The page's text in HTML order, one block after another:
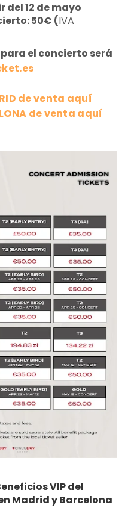
12 de mayo
50€ (IVA
el concierto será
de venta aquí
de venta aquí
VIP del
Madrid y Barcelona